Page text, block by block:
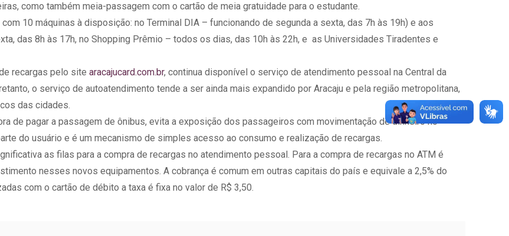
como também meia-passagem com o cartão de meia gratuidade para o estudante.
10 máquinas à disposição: no Terminal DIA – funcionando de segunda a sexta, das 7h ‪às 19h‬) e aos
das 8h ‪às 17h‬, no Shopping Prêmio – todos os dias, das 10h ‪às 22h‬, e as Universidades Tiradentes e
recargas pelo sitearacajucard.com.br, continua disponível o serviço de atendimento pessoal na Central da
o serviço de autoatendimento tende a ser ainda mais expandido por Aracaju e pela região metropolitana,
das cidades.
de pagar a passagem de ônibus, evita a exposição dos passageiros com movimentação de dinheiro no
do usuário e é um mecanismo de simples acesso ao consumo e realização de recargas.
as filas para a compra de recargas no atendimento pessoal. Para a compra de recargas no ATM é
nesses novos equipamentos. A cobrança é comum em outras capitais do país e equivale a 2,5% do
com o cartão de débito a taxa é fixa no valor de R$ 3,50.